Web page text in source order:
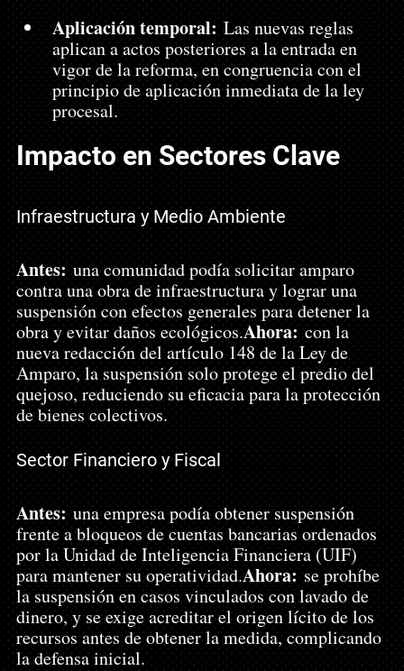
Aplicación temporal: Las nuevas reglas
aplican a actos posteriores a la entrada en
vigor de la reforma, en congruencia con el
principio de aplicación inmediata de la ley
procesal.
Impacto en Sectores Clave
Infraestructura y Medio Ambiente
Antes: una comunidad podía solicitar amparo
contra una obra de infraestructura y lograr una
suspensión con efectos generales para detener la
obra y evitar daños ecológicos.Ahora: con la
nueva redacción del artículo 148 de la Ley de
Amparo, la suspensión solo protege el predio del
quejoso, reduciendo su eficacia para la protección
de bienes colectivos.
Sector Financiero y Fiscal
Antes: una empresa podía obtener suspensión
frente a bloqueos de cuentas bancarias ordenados
por la Unidad de Inteligencia Financiera (UIF)
para mantener su operatividad.Ahora: se prohíbe
la suspensión en casos vinculados con lavado de
dinero, y se exige acreditar el origen lícito de los
recursos antes de obtener la medida, complicando
la defensa inicial.